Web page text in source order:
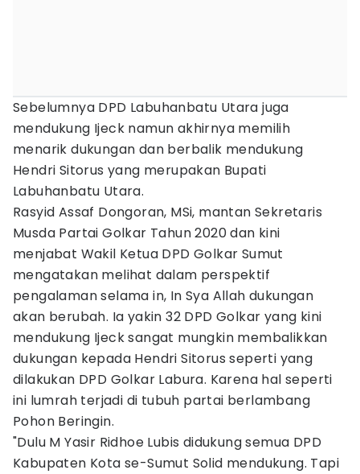
Sebelumnya DPD Labuhanbatu Utara juga
mendukung Ijeck namun akhirnya memilih
menarik dukungan dan berbalik mendukung
Hendri Sitorus yang merupakan Bupati
Labuhanbatu Utara.
Rasyid Assaf Dongoran, MSi, mantan Sekretaris
Musda Partai Golkar Tahun 2020 dan kini
menjabat Wakil Ketua DPD Golkar Sumut
mengatakan melihat dalam perspektif
pengalaman selama in, In Sya Allah dukungan
akan berubah. Ia yakin 32 DPD Golkar yang kini
mendukung Ijeck sangat mungkin membalikkan
dukungan kepada Hendri Sitorus seperti yang
dilakukan DPD Golkar Labura. Karena hal seperti
ini lumrah terjadi di tubuh partai berlambang
Pohon Beringin.
"Dulu M Yasir Ridhoe Lubis didukung semua DPD
Kabupaten Kota se-Sumut Solid mendukung. Tapi